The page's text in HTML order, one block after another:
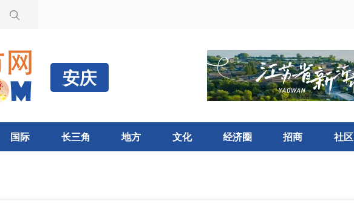
安庆
国际 长三角 地方 文化 经济圈 招商 社区